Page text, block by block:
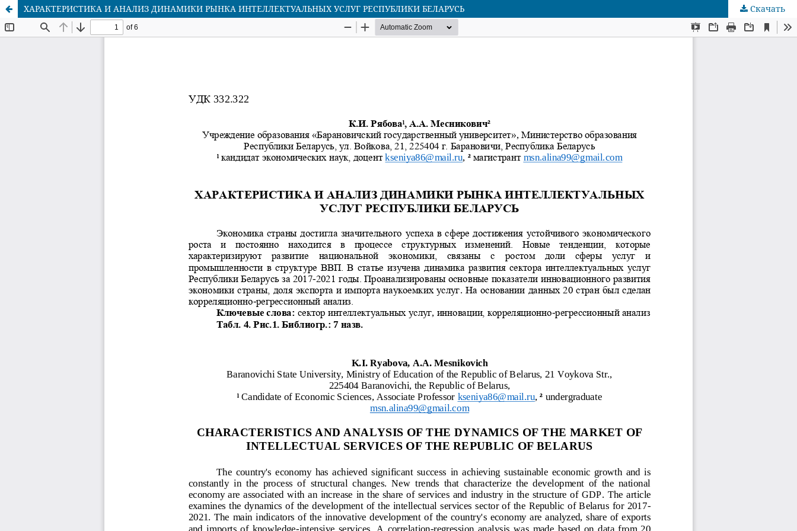
ХАРАКТЕРИСТИКА И АНАЛИЗ ДИНАМИКИ РЫНКА ИНТЕЛЛЕКТУАЛЬНЫХ УСЛУГ РЕСПУБЛИКИ БЕЛАРУСЬ Скачать